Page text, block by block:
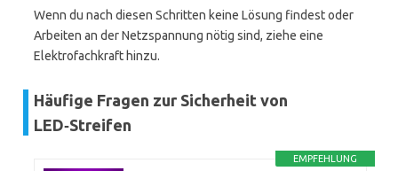
Wenn du nach diesen Schritten keine Lösung findest oder
Arbeiten an der Netzspannung nötig sind, ziehe eine
Elektrofachkraft hinzu.
Häufige Fragen zur Sicherheit von
LED‑Streifen
EMPFEHLUNG